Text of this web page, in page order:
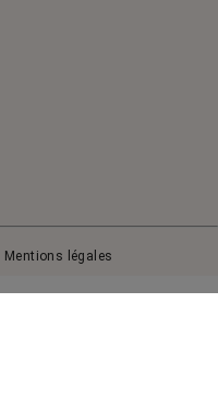
Mentions légales